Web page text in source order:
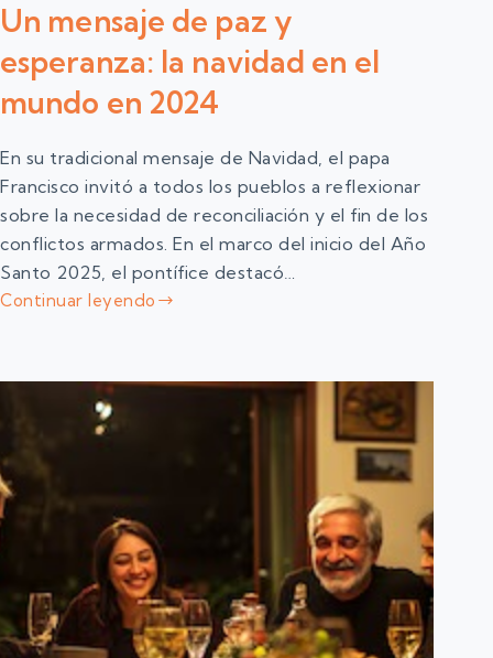
Un mensaje de paz y
esperanza: la navidad en el
mundo en 2024
En su tradicional mensaje de Navidad, el papa
Francisco invitó a todos los pueblos a reflexionar
sobre la necesidad de reconciliación y el fin de los
conflictos armados. En el marco del inicio del Año
Santo 2025, el pontífice destacó…
Continuar leyendo